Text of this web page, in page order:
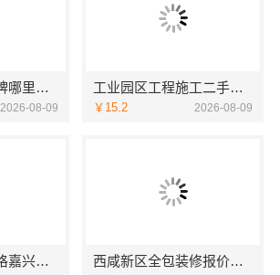
线上轮胎批发品牌哪里买选湖北省腾冠畅实业贸易有限公司
2026-08-09
工业园区工程施工二手房全包，苏州兔哥哥智装新材料有限公司一站式服务
￥15.2 2026-08-09
平湖设计公寓价格嘉兴家美建材科技有限公司个性化全案设计 西咸新区全包装修报价，中蓝建投（北京）建设有限公司武功分公司